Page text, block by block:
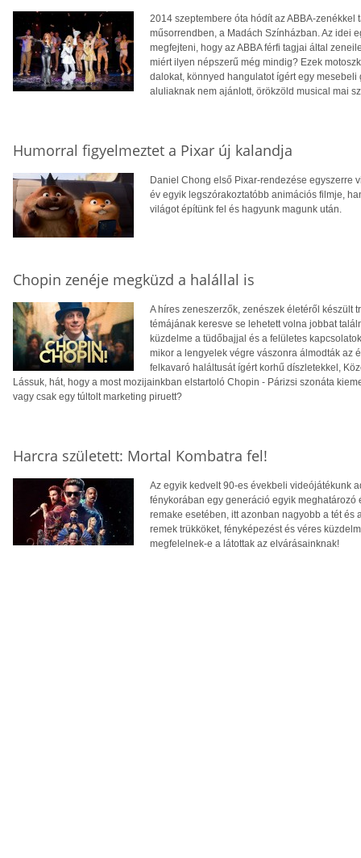
2014 szeptembere óta hódít az ABBA-
műsorrendben, a Madách Színházban. Az idei
megfejteni, hogy az ABBA férfi tagjai által
miért ilyen népszerű még mindig? Ezek
dalokat, könnyed hangulatot ígért egy
aluliaknak nem ajánlott, örökzöld musical mai
Humorral figyelmeztet a Pixar új kalandja
Daniel Chong első Pixar-rendezése egyszerre
év egyik legszórakoztatóbb animációs filmje,
világot építünk fel és hagyunk magunk után.
Chopin zenéje megküzd a halállal is
A híres zeneszerzők, zenészek életéről készült
témájának keresve se lehetett volna jobbat
küzdelme a tüdőbajjal és a felületes
mikor a lengyelek végre vászonra álmodták az
felkavaró haláltusát ígért korhű díszletekkel,
Lássuk, hát, hogy a most mozijainkban elstartoló Chopin - Párizsi szonáta
vagy csak egy túltolt marketing piruett?
Harcra született: Mortal Kombatra fel!
Az egyik kedvelt 90-es évekbeli videójátékunk
fénykorában egy generáció egyik meghatározó
remake esetében, itt azonban nagyobb a tét és
remek trükköket, fényképezést és véres
megfelelnek-e a látottak az elvárásainknak!